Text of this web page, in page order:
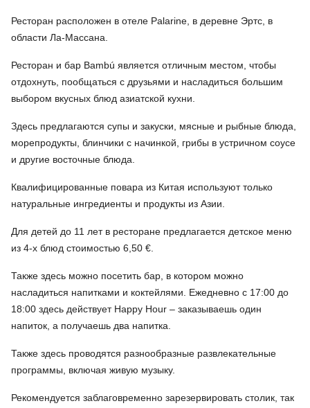
Ресторан расположен в отеле Palarine, в деревне Эртс, в
области Ла-Массана.
Ресторан и бар Bambú является отличным местом, чтобы
отдохнуть, пообщаться с друзьями и насладиться большим
выбором вкусных блюд азиатской кухни.
Здесь предлагаются супы и закуски, мясные и рыбные блюда,
морепродукты, блинчики с начинкой, грибы в устричном соусе
и другие восточные блюда.
Квалифицированные повара из Китая используют только
натуральные ингредиенты и продукты из Азии.
Для детей до 11 лет в ресторане предлагается детское меню
из 4-х блюд стоимостью 6,50 €.
Также здесь можно посетить бар, в котором можно
насладиться напитками и коктейлями. Ежедневно с 17:00 до
18:00 здесь действует Happy Hour – заказываешь один
напиток, а получаешь два напитка.
Также здесь проводятся разнообразные развлекательные
программы, включая живую музыку.
Рекомендуется заблаговременно зарезервировать столик, так